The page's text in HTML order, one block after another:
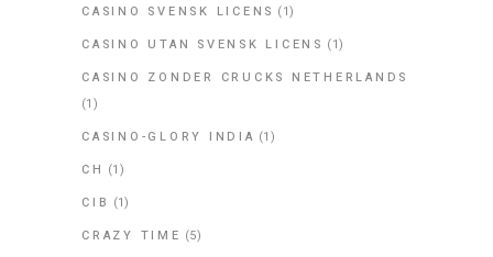
CASINO SVENSK LICENS (1)
CASINO UTAN SVENSK LICENS (1)
CASINO ZONDER CRUCKS NETHERLANDS
(1)
CASINO-GLORY INDIA (1)
CH (1)
CIB (1)
CRAZY TIME (5)